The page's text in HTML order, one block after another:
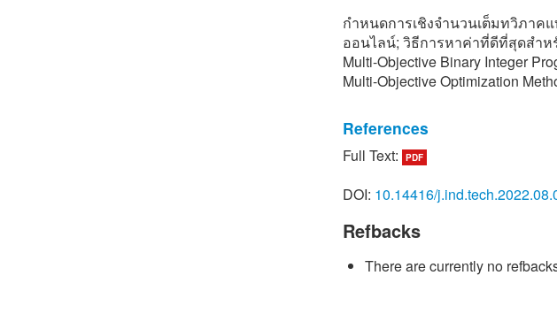
กำหนดการเชิงจำนวนเต็มทวิภาค
ออนไลน์; วิธีการหาค่าที่ดีที่สุดสำ
Multi-Objective Binary Integer
Multi-Objective Optimization
References
[1] H. Babaei, J. Karimpour and
59.
[2] S. Imran Hossain, M.A.H.
optimization with selective
Full Text: PDF
DOI: 10.14416/
Refbacks
There are currently no